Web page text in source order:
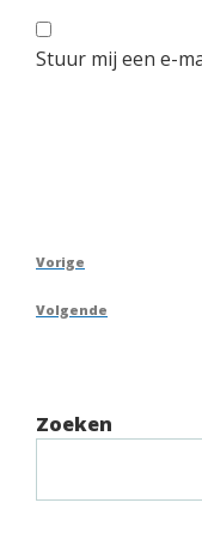
Stuur mij een e-
Vorig
Vorige
Volgend
Volgende
Zoeken